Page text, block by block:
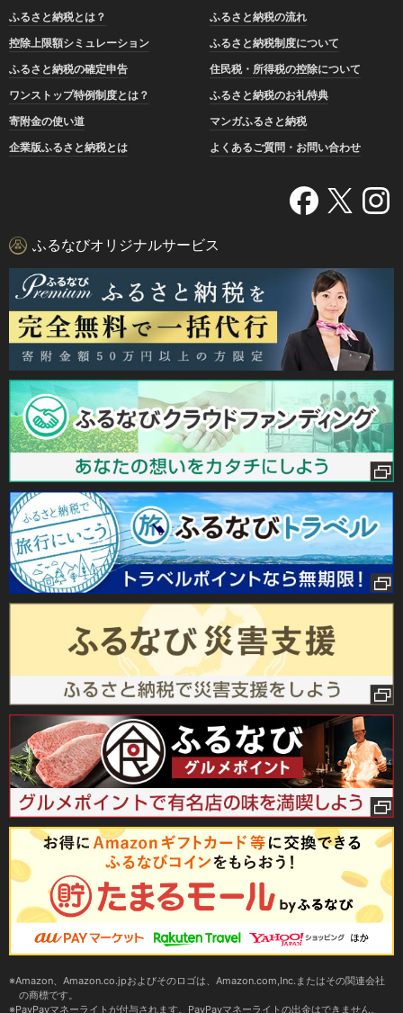
ふるさと納税とは？
ふるさと納税の流れ
控除上限額シミュレーション
ふるさと納税制度について
ふるさと納税の確定申告
住民税・所得税の控除について
ワンストップ特例制度とは？
ふるさと納税のお礼特典
寄附金の使い道
マンガふるさと納税
企業版ふるさと納税とは
よくあるご質問・お問い合わせ
ふるなびオリジナルサービス
Amazon、Amazon.co.jpおよびそのロゴは、Amazon.com,Inc.またはその関連会社
の商標です。
PayPayマネーライトが付与されます。PayPayマネーライトの出金はできません。